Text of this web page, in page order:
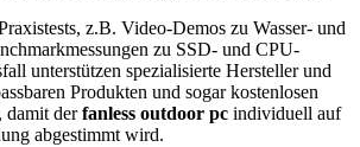
z.B. Video-Demos zu Wasser- und
zu SSD- und CPU-
unterstützen spezialisierte Hersteller und
Produkten und sogar kostenlosen
damit derfanless outdoor pc individuell auf
abgestimmt wird.